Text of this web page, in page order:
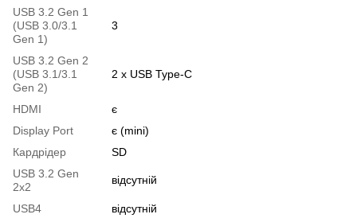
USB 3.2 Gen 1
(USB 3.0/3.1
Gen 1)
3
USB 3.2 Gen 2
(USB 3.1/3.1
Gen 2)
2 x USB Type-C
HDMI
є
Display Port
є (mini)
Кардрідер
SD
USB 3.2 Gen
2x2
відсутній
USB4
відсутній